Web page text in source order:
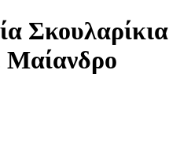
Σκουλαρίκια